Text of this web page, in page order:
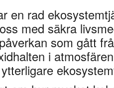
en rad
med säkra
som gått
i